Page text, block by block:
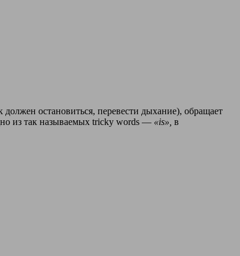
остановиться, перевести дыхание), обращает
из так называемых tricky words — «is», в